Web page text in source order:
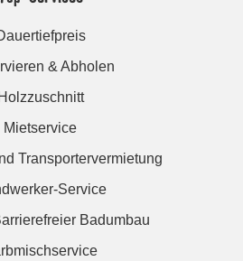
& Abholen
Holzzuschnitt
Mietservice
Transportervermietung
Service
Badumbau